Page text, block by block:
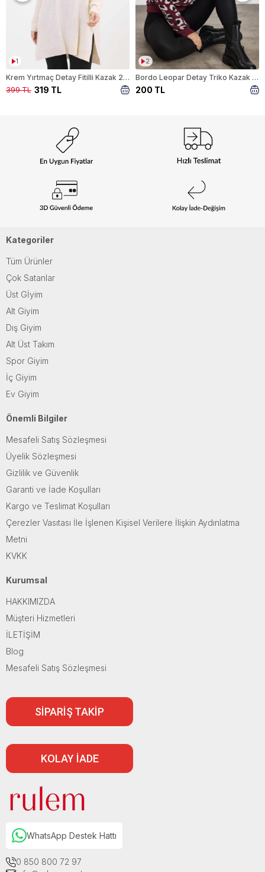
1
Krem Yırtmaç Detay Fitilli Kazak 22131
319 TL
399 TL
2
Bordo Leopar Detay Triko Kazak 24342
200 TL
Kategoriler
Tüm Ürünler
Çok Satanlar
Üst Gİyim
Alt Giyim
Dış Giyim
Alt Üst Takım
Spor Giyim
İç Giyim
Ev Giyim
Önemli Bilgiler
Mesafeli Satış Sözleşmesi
Üyelik Sözleşmesi
Gizlilik ve Güvenlik
Garanti ve İade Koşulları
Kargo ve Teslimat Koşulları
Çerezler Vasıtası İle İşlenen Kişisel Verilere İlişkin Aydınlatma
Metni
KVKK
Kurumsal
HAKKIMIZDA
Müşteri Hizmetleri
İLETİŞİM
Blog
Mesafeli Satış Sözleşmesi
SİPARİŞ TAKİP
KOLAY İADE
WhatsApp Destek Hattı
0 850 800 72 97